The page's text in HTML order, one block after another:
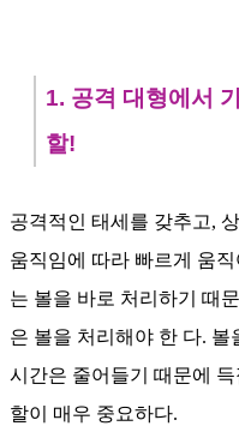
1. 공격 대형에서
할!
공격적인 태세를 갖추고,
움직임에 따라 빠르게 움
는 볼을 바로 처리하기 때
은 볼을 처리해야 한 다. 볼
시간은 줄어들기 때문에
할이 매우 중요하다.